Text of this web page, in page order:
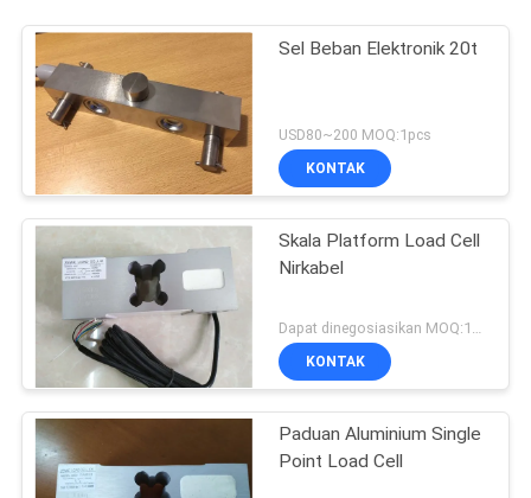
Sel Beban Elektronik 20t
USD80~200 MOQ:1pcs
KONTAK
Skala Platform Load Cell
Nirkabel
Dapat dinegosiasikan MOQ:10pcs
KONTAK
Paduan Aluminium Single
Point Load Cell